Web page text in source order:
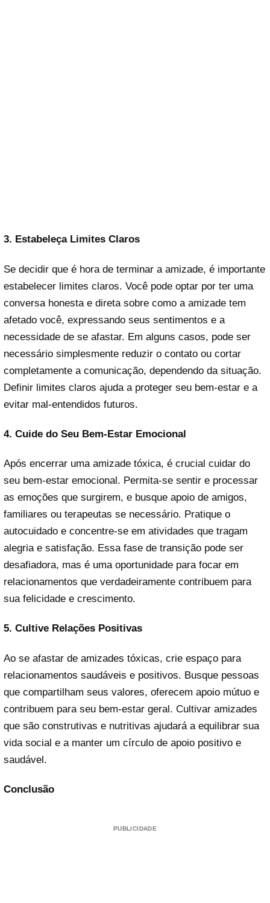
3. Estabeleça Limites Claros
Se decidir que é hora de terminar a amizade, é importante
estabelecer limites claros. Você pode optar por ter uma
conversa honesta e direta sobre como a amizade tem
afetado você, expressando seus sentimentos e a
necessidade de se afastar. Em alguns casos, pode ser
necessário simplesmente reduzir o contato ou cortar
completamente a comunicação, dependendo da situação.
Definir limites claros ajuda a proteger seu bem-estar e a
evitar mal-entendidos futuros.
4. Cuide do Seu Bem-Estar Emocional
Após encerrar uma amizade tóxica, é crucial cuidar do
seu bem-estar emocional. Permita-se sentir e processar
as emoções que surgirem, e busque apoio de amigos,
familiares ou terapeutas se necessário. Pratique o
autocuidado e concentre-se em atividades que tragam
alegria e satisfação. Essa fase de transição pode ser
desafiadora, mas é uma oportunidade para focar em
relacionamentos que verdadeiramente contribuem para
sua felicidade e crescimento.
5. Cultive Relações Positivas
Ao se afastar de amizades tóxicas, crie espaço para
relacionamentos saudáveis e positivos. Busque pessoas
que compartilham seus valores, oferecem apoio mútuo e
contribuem para seu bem-estar geral. Cultivar amizades
que são construtivas e nutritivas ajudará a equilibrar sua
vida social e a manter um círculo de apoio positivo e
saudável.
Conclusão
PUBLICIDADE